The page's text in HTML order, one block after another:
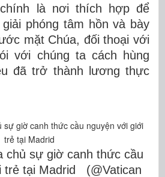
là nơi thích hợp để
phóng tâm hồn và bày
mặt Chúa, đối thoại với
với chúng ta cách hùng
đã trở thành lương thực
chủ sự giờ canh thức cầu
trẻ tại Madrid (@Vatican